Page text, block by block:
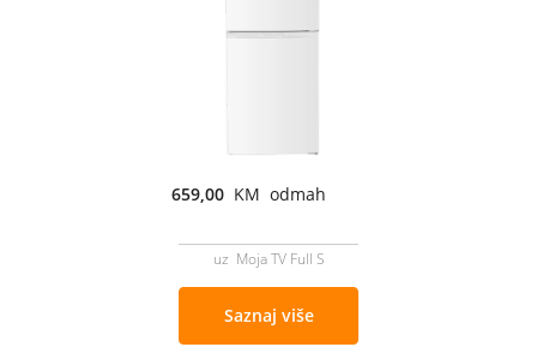
659,00 KM odmah
uz Moja TV Full S
Saznaj više